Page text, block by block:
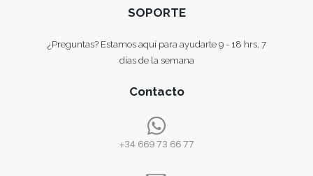
SOPORTE
¿Preguntas? Estamos aquí para ayudarte 9 - 18 hrs, 7
días de la semana
Contacto
+34 669 73 66 77